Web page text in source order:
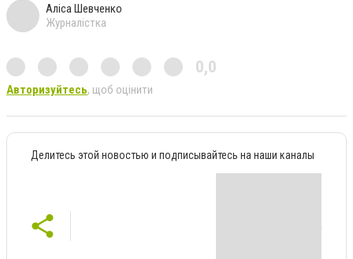
Аліса Шевченко
Журналістка
0,0
Авторизуйтесь, щоб оцінити
Делитесь этой новостью и подписывайтесь на наши каналы